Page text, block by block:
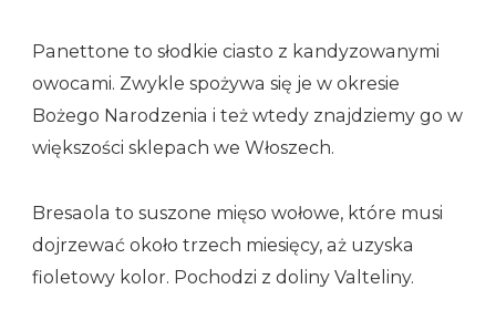
Panettone to słodkie ciasto z kandyzowanymi
owocami. Zwykle spożywa się je w okresie
Bożego Narodzenia i też wtedy znajdziemy go w
większości sklepach we Włoszech.
Bresaola to suszone mięso wołowe, które musi
dojrzewać około trzech miesięcy, aż uzyska
fioletowy kolor. Pochodzi z doliny Valteliny.